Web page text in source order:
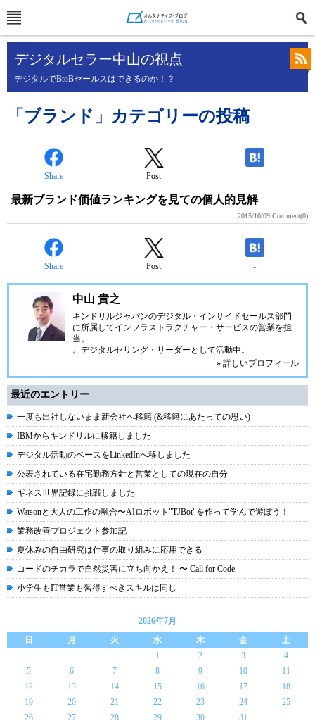
デジタルセラー中山の視点
デジタルでBtoBセールスはできるのか！？
「ブランド」カテゴリーの投稿
Share Post -
最新ブランド価値ランキングを見ての個人的見解
2015/10/09 Comment(0)
Share Post -
中山 貴之
キンドリルジャパンのデジタル・インサイドセールス部門
に所属してインフラストラクチャー・サービスの営業を担
当。
。デジタルセリング・リーダーとして活動中。
» 詳しいプロフィール
最近のエントリー
一度も出社しないまま新会社へ移籍 (&移籍にあたっての思い)
IBMからキンドリルに移籍しました
デジタル活動のベースをLinkedInへ移しました
公表されている在宅勤務方針と営業としての現在の自分
ギネス世界記録に挑戦しました
Watsonと大人の工作の融合〜AIロボット"TJBot"を作って学んで遊ぼう！
業務改善プロジェクト参加記
夏休みの自由研究は仕事の取り組みに応用できる
コードのチカラで自然災害に立ち向かえ！ 〜 Call for Code
小学生もIT営業も習得すべきスキルは同じ
2026年7月
日
月 火 水 木 金
土
1
2 3
4
5
6 7 8 9 10
11
12
13 14 15 16 17
18
19
20 21 22 23 24
25
26
27 28 29 30 31